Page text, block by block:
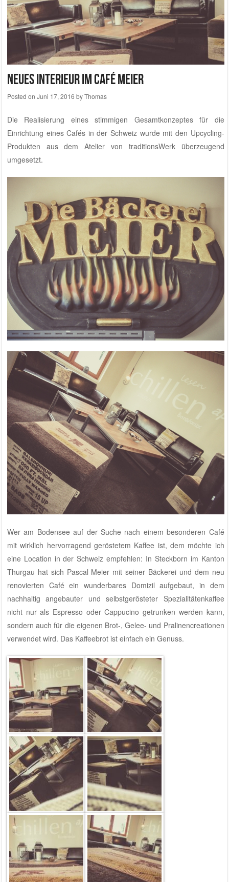
Neues Interieur im Café Meier
Posted on Juni 17, 2016 byThomas
Die Realisierung eines stimmigen Gesamtkonzeptes für die
Einrichtung eines Cafés in der Schweiz wurde mit den Upcycling-
Produkten aus demAtelier von traditionsWerküberzeugend
umgesetzt.
Wer am Bodensee auf der Suche nach einem besonderen Café
mit wirklich hervorragend geröstetem Kaffee ist, dem möchte ich
eine Location in der Schweiz empfehlen: In Steckborn im Kanton
Thurgau hat sich Pascal Meier mit seiner Bäckerei und dem neu
renovierten Café ein wunderbares Domizil aufgebaut, in dem
nachhaltig angebauter und selbstgerösteter Spezialitätenkaffee
nicht nur als Espresso oder Cappucino getrunken werden kann,
sondern auch für die eigenen Brot-, Gelee- und Pralinencreationen
verwendet wird. Das Kaffeebrot ist einfach ein Genuss.